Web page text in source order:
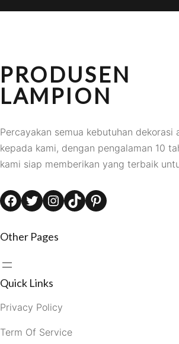
PRODUSEN
LAMPION
Percayakan semua kebutuhan dekorasi
kepada kami, dengan pengalaman 10
kami siap memberikan yang terbaik
Facebook Twitter Instagram TikTok Pinterest
Other Pages
Quick Links
Privacy Policy
Term Of Service